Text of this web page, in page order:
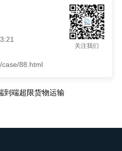
关注我们
case/88.html
到端超限货物运输